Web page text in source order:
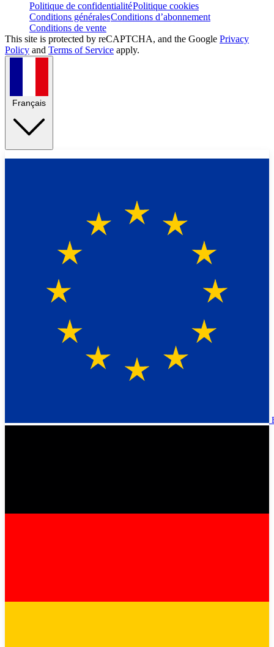
Politique de confidentialitéPolitique cookies
Conditions généralesConditions d’abonnement
Conditions de vente
This site is protected by reCAPTCHA, and the Google Privacy
Policy and Terms of Service apply.
Français